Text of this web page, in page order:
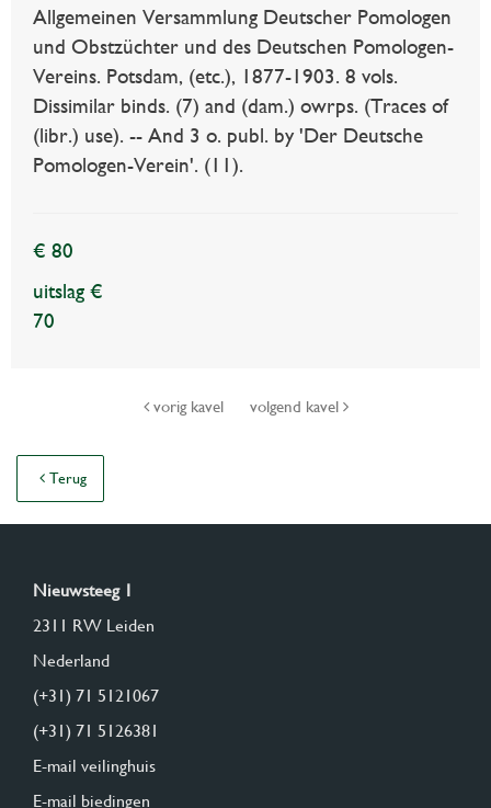
Allgemeinen Versammlung Deutscher Pomologen
und Obstzüchter und des Deutschen Pomologen-
Vereins. Potsdam, (etc.), 1877-1903. 8 vols.
Dissimilar binds. (7) and (dam.) owrps. (Traces of
(libr.) use). -- And 3 o. publ. by 'Der Deutsche
Pomologen-Verein'. (11).
€ 80
uitslag €
70
vorig kavel volgend kavel
Terug
Nieuwsteeg 1
2311 RW Leiden
Nederland
(+31) 71 5121067
(+31) 71 5126381
E-mail veilinghuis
E-mail biedingen